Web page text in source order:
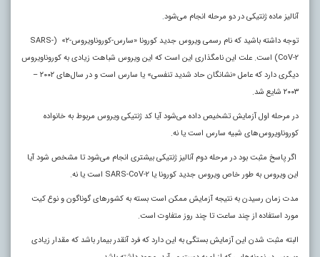
آنالیز ماده ژنتیکی در دو مرحله انجام می‌شود.
توجه داشته باشید که نام رسمی ویروس جدید کورونا «سارس-کوروناویروس-۲» ‌(SARS-
CoV-2) است. علت این نامگذاری این است که این ویروس شباهت زیادی به کوروناویروس
دیگری دارد که عامل «نشانگان حاد شدید تنفسی» یا سارس است و در سال‌های ۲۰۰۲ –
۲۰۰۳ شایع شد.
در مرحله اول آزمایش تشخیص داده می‌شود آیا کد ژنتیکی ویروس مربوط به خانواده
کوروناویروس‌های شبیه ‌سارس است یا نه.
اگر پاسخ مثبت بود در مرحله دوم آنالیز ژنتیکی بیشتری انجام می‌شود تا مشخص شود آیا
این ویروس به طور خاص ویروس جدید کورونا یا SARS-CoV-2 است یا نه.
مدت زمان رسیدن به نتیجه آزمایش ممکن است بسته به کشورهای گوناگون و نوع کیت
مورد استفاده از چند ساعت تا چند روز متفاوت است.
البته مثبت شدن این آزمایش بستگی به این دارد که فرد آنقدر بیمار باشد که مقدار زیادی